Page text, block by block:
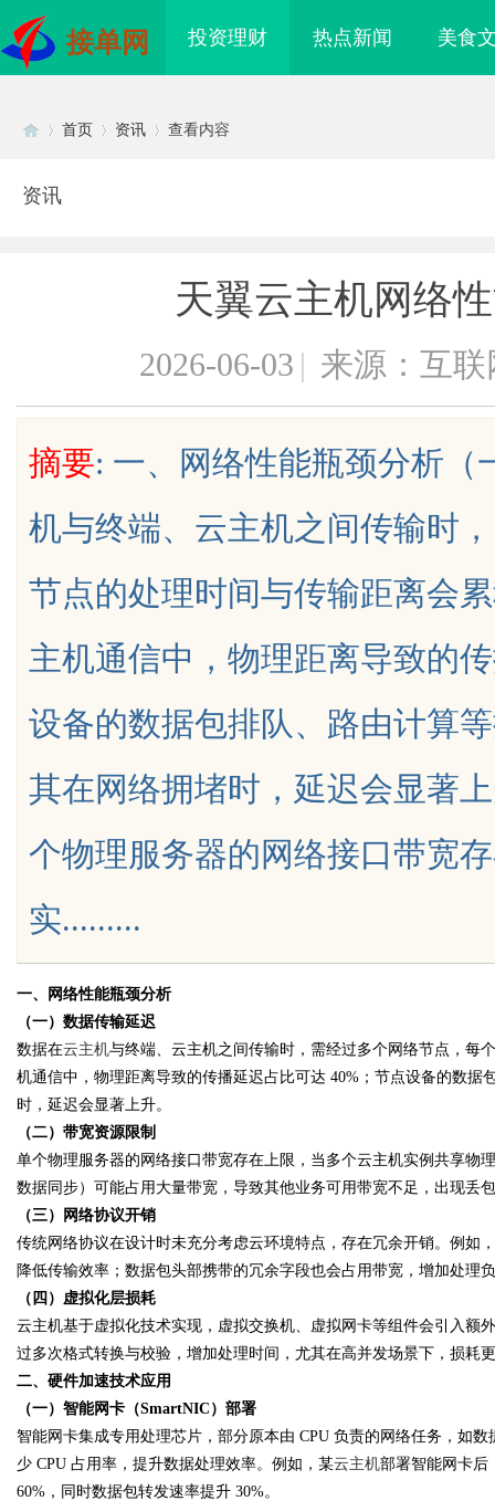
接单网 投资理财 热点新闻 美食
uz
Bo
ar
首页 资讯 查看内容
资讯
天翼云主机网络
2026-06-03 | 来源：互联
摘要: 一、网络性能瓶颈分析（
机与终端、云主机之间传输时
节点的处理时间与传输距离会
主机通信中，物理距离导致的
设备的数据包排队、路由计算
其在网络拥堵时，延迟会显著
个物理服务器的网络接口带宽
实.........
一、网络性能瓶颈分析
（一）数据传输延迟
数据在云主机与终端、云主机之间传输时，需经过多个网络节点，每
机通信中，物理距离导致的传播延迟占比可达 40%；节点设备的数
时，延迟会显著上升。
（二）带宽资源限制
单个物理服务器的网络接口带宽存在上限，当多个云主机实例共享物
数据同步）可能占用大量带宽，导致其他业务可用带宽不足，出现丢
（三）网络协议开销
传统网络协议在设计时未充分考虑云环境特点，存在冗余开销。例如
降低传输效率；数据包头部携带的冗余字段也会占用带宽，增加处理
（四）虚拟化层损耗
云主机基于虚拟化技术实现，虚拟交换机、虚拟网卡等组件会引入额
过多次格式转换与校验，增加处理时间，尤其在高并发场景下，损耗
二、硬件加速技术应用
（一）智能网卡（SmartNIC）部署
智能网卡集成专用处理芯片，部分原本由 CPU 负责的网络任务，如
少 CPU 占用率，提升数据处理效率。例如，某云主机部署智能网卡后
60%，同时数据包转发速率提升 30%。